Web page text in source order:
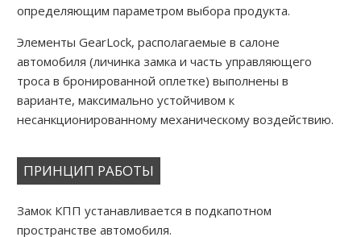
определяющим параметром выбора продукта.
Элементы GearLock, располагаемые в салоне
автомобиля (личинка замка и часть управляющего
троса в бронированной оплетке) выполнены в
варианте, максимально устойчивом к
несанкционированному механическому воздействию.
ПРИНЦИП РАБОТЫ
Замок КПП устанавливается в подкапотном
пространстве автомобиля.